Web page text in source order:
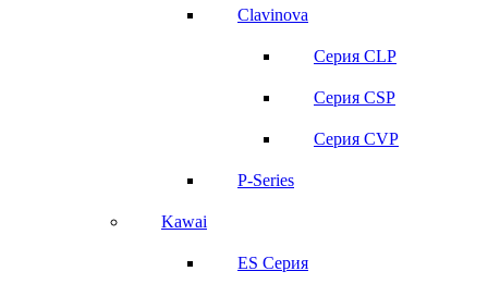
Clavinova
Серия CLP
Серия CSP
Серия CVP
P-Series
Kawai
ES Серия